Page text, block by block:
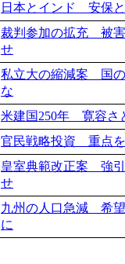
日本とインド 安保
裁判参加の拡充 被害
せ
私立大の縮減案 国
な
米建国250年 寛容さ
官民戦略投資 重点を
皇室典範改正案 強
せ
九州の人口急減 希
に